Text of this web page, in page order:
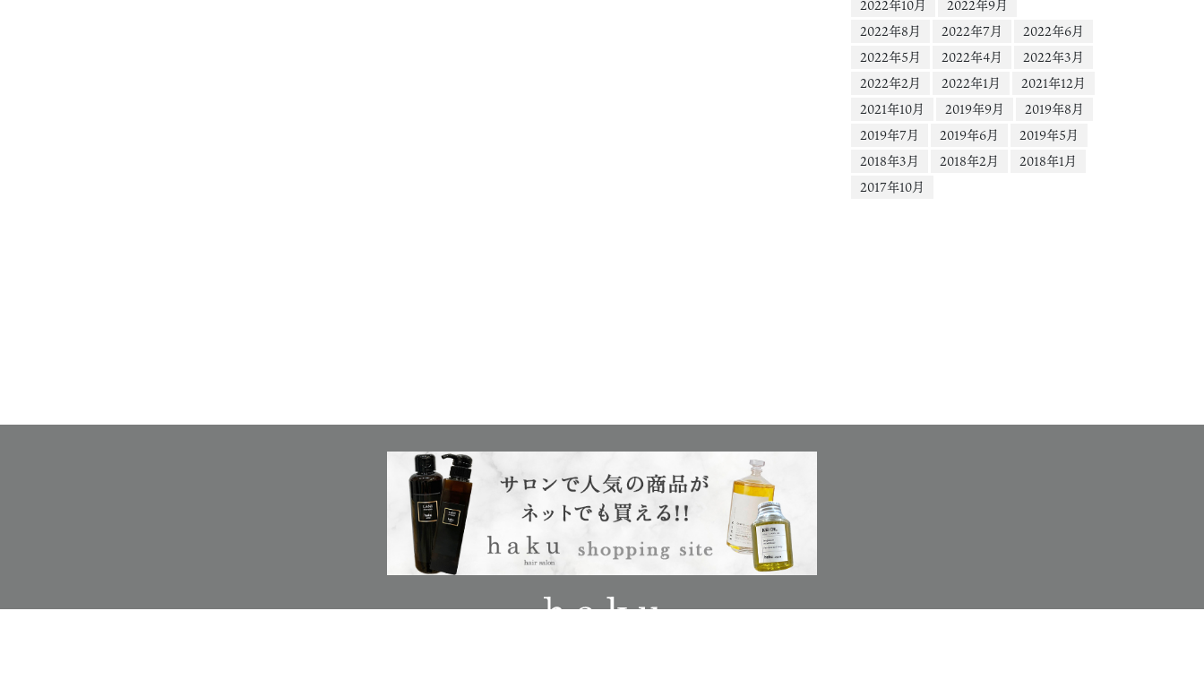
2022年10月
2022年9月
2022年8月
2022年7月
2022年6月
2022年5月
2022年4月
2022年3月
2022年2月
2022年1月
2021年12月
2021年10月
2019年9月
2019年8月
2019年7月
2019年6月
2019年5月
2018年3月
2018年2月
2018年1月
2017年10月